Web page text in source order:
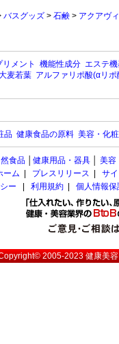
バスグッズ > 石鹸 > アクアヴ
リメント 機能性成分 エステ
麦若葉 アルファリポ酸(αリポ
品 健康食品の原料 美容・化
食品 健康用品・器具 美容
ーム
プレスリリース
サ
ー
利用規約 個人情報
2005-2023健康美